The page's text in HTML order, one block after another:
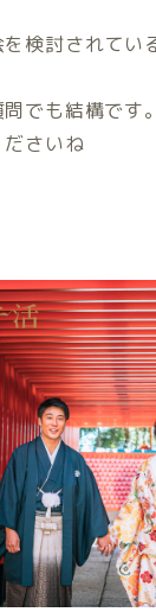
検討されてい
でも結構です。
さいね